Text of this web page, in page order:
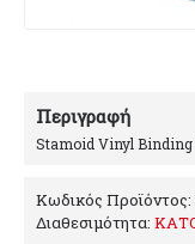
Περιγραφή
Stamoid Vinyl Binding
Κωδικός Προϊόντος:
Διαθεσιμότητα: